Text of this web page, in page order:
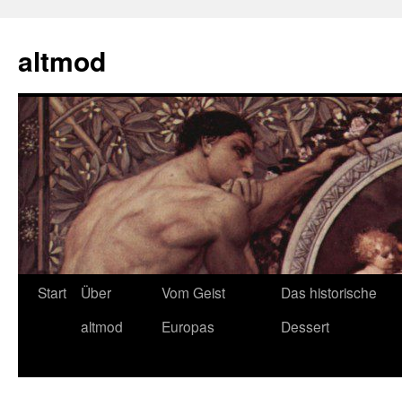
springen
altmod
Start
Über
altmod
Vom Geist
Europas
Das historische
Dessert